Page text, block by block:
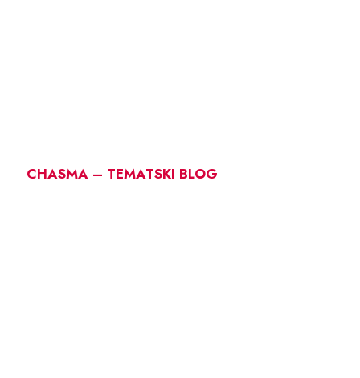
CHASMA – TEMATSKI BLOG